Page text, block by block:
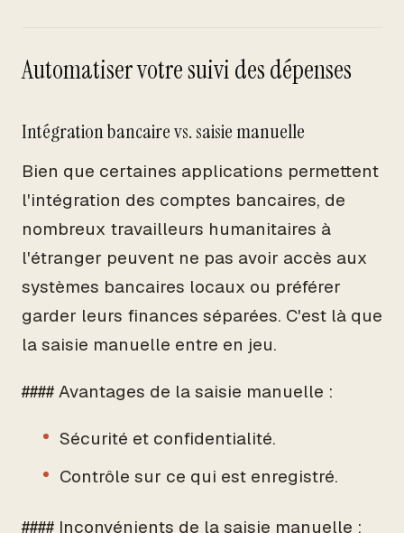
Automatiser votre suivi des dépenses
Intégration bancaire vs. saisie manuelle
Bien que certaines applications permettent
l'intégration des comptes bancaires, de
nombreux travailleurs humanitaires à
l'étranger peuvent ne pas avoir accès aux
systèmes bancaires locaux ou préférer
garder leurs finances séparées. C'est là que
la saisie manuelle entre en jeu.
#### Avantages de la saisie manuelle :
Sécurité et confidentialité.
Contrôle sur ce qui est enregistré.
#### Inconvénients de la saisie manuelle :